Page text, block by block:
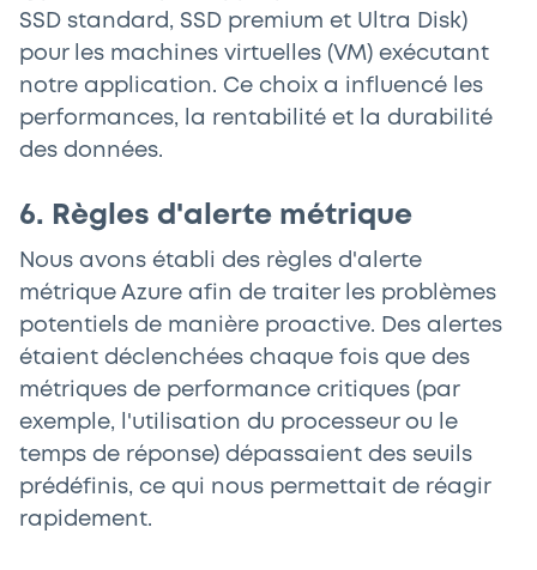
SSD standard, SSD premium et Ultra Disk)
pour les machines virtuelles (VM) exécutant
notre application. Ce choix a influencé les
performances, la rentabilité et la durabilité
des données.
6. Règles d'alerte métrique
Nous avons établi des règles d'alerte
métrique Azure afin de traiter les problèmes
potentiels de manière proactive. Des alertes
étaient déclenchées chaque fois que des
métriques de performance critiques (par
exemple, l'utilisation du processeur ou le
temps de réponse) dépassaient des seuils
prédéfinis, ce qui nous permettait de réagir
rapidement.